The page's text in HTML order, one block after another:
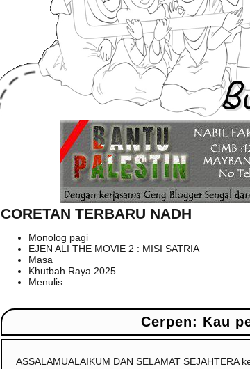
CORETAN TERBARU NADH
Monolog pagi
EJEN ALI THE MOVIE 2 : MISI SATRIA
Masa
Khutbah Raya 2025
Menulis
Cerpen: Kau
ASSALAMUALAIKUM DAN SELAMAT SEJAHTERA